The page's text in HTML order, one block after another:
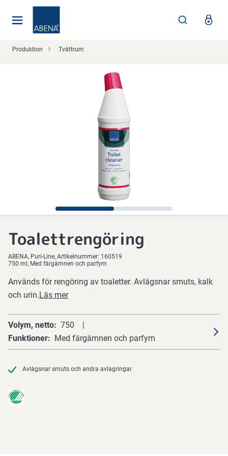
Produktion Tvättrum
Toalettrengöring
ABENA Puri-Line Artikelnummer: 160519
750 ml, Med färgämnen och parfym
Används för rengöring av toaletter. Avlägsnar smuts, kalk
och urin.Läs mer
Volym, netto
750
Funktioner
Med färgämnen och parfym
Avlägsnar smuts och andra avlagringar